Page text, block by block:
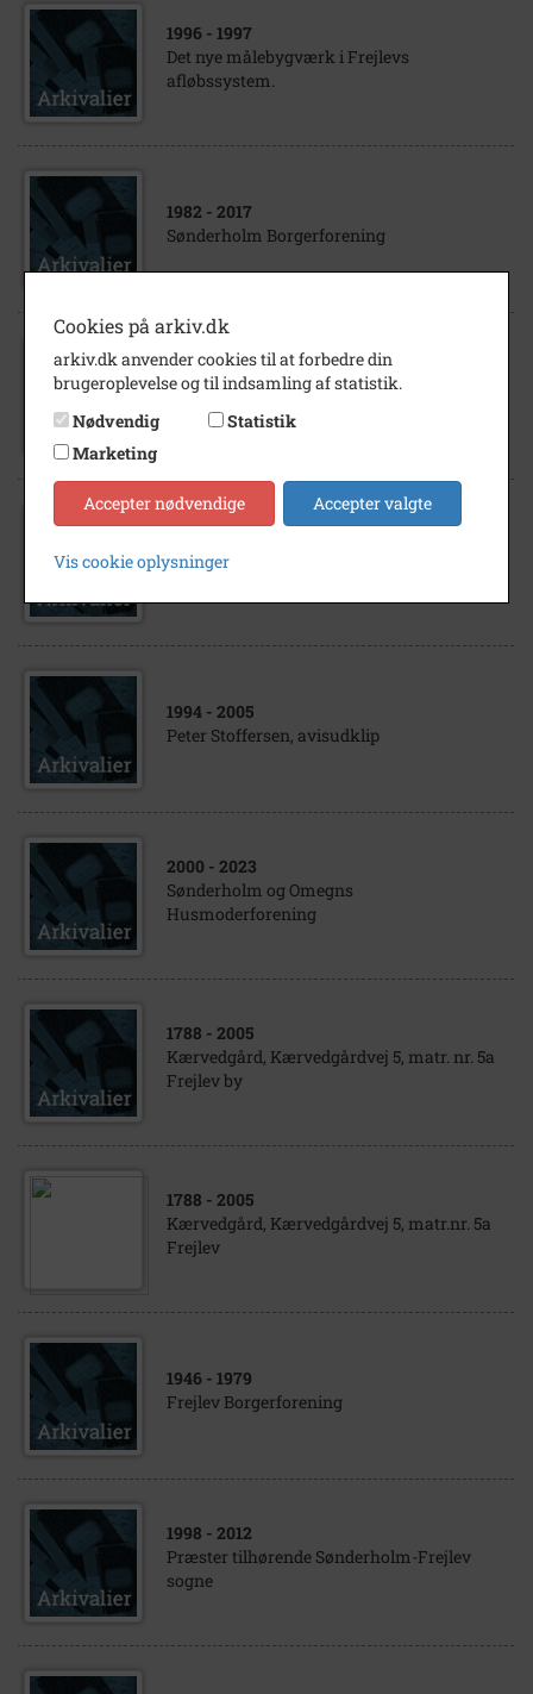
1996 - 1997
Det nye målebygværk i Frejlevs
afløbssystem.
1982 - 2017
Sønderholm Borgerforening
1988- 2023
Frimærke
1994 - 2005
Peter Stoffersen, avisudklip
2000 - 2023
Sønderholm og Omegns
Husmoderforening
1788 - 2005
Kærvedgård, Kærvedgårdvej 5, matr. nr. 5a
Frejlev by
1788 - 2005
Kærvedgård, Kærvedgårdvej 5, matr.nr. 5a
Frejlev
1946 - 1979
Frejlev Borgerforening
1998 - 2012
Præster tilhørende Sønderholm-Frejlev
sogne
Cookies på arkiv.dk
arkiv.dk anvender cookies til at forbedre din
brugeroplevelse og til indsamling af statistik.
Nødvendig
Statistik
Marketing
Accepter nødvendige Accepter valgte
Vis cookie oplysninger